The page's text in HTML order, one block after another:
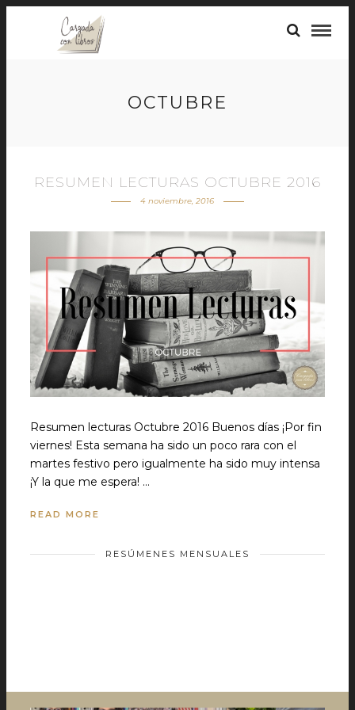
OCTUBRE
RESUMEN LECTURAS OCTUBRE 2016
4 noviembre, 2016
Resumen lecturas Octubre 2016 Buenos días ¡Por fin
viernes! Esta semana ha sido un poco rara con el
martes festivo pero igualmente ha sido muy intensa
¡Y la que me espera! …
READ MORE
RESÚMENES MENSUALES